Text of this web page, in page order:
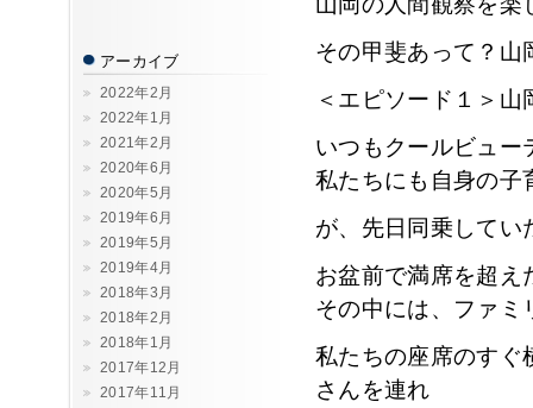
アーカイブ
2022年2月
2022年1月
2021年2月
2020年6月
2020年5月
2019年6月
2019年5月
2019年4月
2018年3月
2018年2月
2018年1月
2017年12月
2017年11月
その甲斐あって？山
＜エピソード１＞山
いつもクールビュー
私たちにも自身の子
が、先日同乗してい
お盆前で満席を超え
その中には、ファミ
私たちの座席のすぐ
さんを連れ